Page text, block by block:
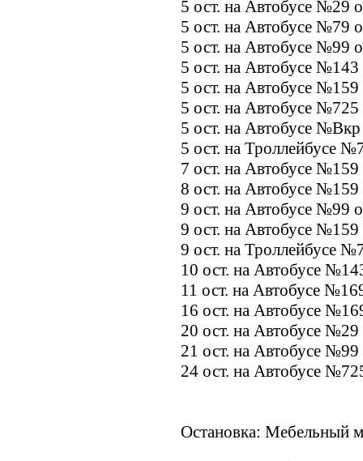
5 ост. на Автобусе №29
5 ост. на Автобусе №79
5 ост. на Автобусе №99
5 ост. на Автобусе
5 ост. на Автобусе
5 ост. на Автобусе
5 ост. на Автобусе
5 ост. на Троллейбусе
7 ост. на Автобусе
8 ост. на Автобусе
9 ост. на Автобусе №99
9 ост. на Автобусе
9 ост. на Троллейбусе
10 ост. на Автобусе
11 ост. на Автобусе
16 ост. на Автобусе
20 ост. на Автобусе
21 ост. на Автобусе №99
24 ост. на Автобусе
Остановка: Мебельный